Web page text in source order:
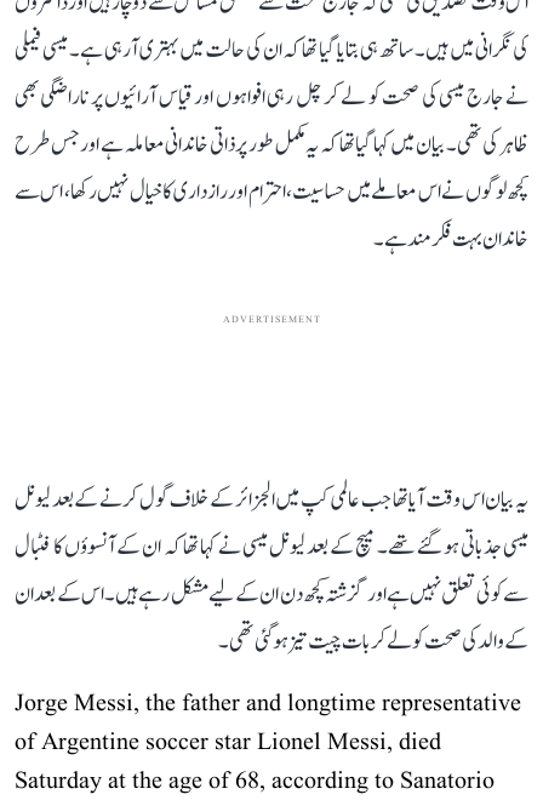
کی نگرانی میں ہیں۔ ساتھ ہی بتایا گیا تھا کہ ان کی حالت میں بہتری آ رہی ہے۔ میسی فیملی
نے جارج میسی کی صحت کو لے کر چل رہی افواہوں اور قیاس آرائیوں پر ناراضگی بھی
ظاہر کی تھی۔ بیان میں کہا گیا تھا کہ یہ مکمل طور پر ذاتی خاندانی معاملہ ہے اور جس طرح
کچھ لوگوں نے اس معاملے میں حساسیت، احترام اور رازداری کا خیال نہیں رکھا، اس سے
خاندان بہت فکرمند ہے۔
ADVERTISEMENT
یہ بیان اس وقت آیا تھا جب عالمی کپ میں الجزائر کے خلاف گول کرنے کے بعد لیونل
میسی جذباتی ہو گئے تھے۔ میچ کے بعد لیونل میسی نے کہا تھا کہ ان کے آنسوؤں کا فٹبال
سے کوئی تعلق نہیں ہے اور گزشتہ کچھ دن ان کے لیے مشکل رہے ہیں۔ اس کے بعد ان
کے والد کی صحت کو لے کر بات چیت تیز ہو گئی تھی۔
Jorge Messi, the father and longtime representative
of Argentine soccer star Lionel Messi, died
Saturday at the age of 68, according to Sanatorio